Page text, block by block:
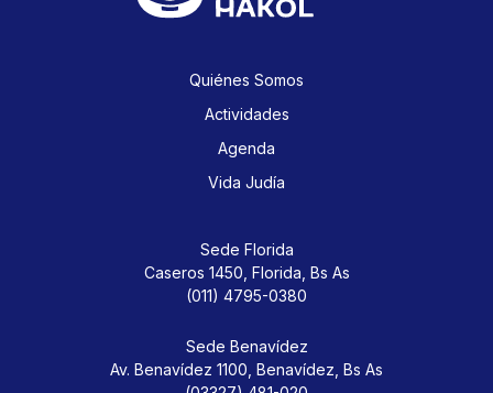
Quiénes Somos
Actividades
Agenda
Vida Judía
Sede Florida
Caseros 1450, Florida, Bs As
(011) 4795-0380
Sede Benavídez
Av. Benavídez 1100, Benavídez, Bs As